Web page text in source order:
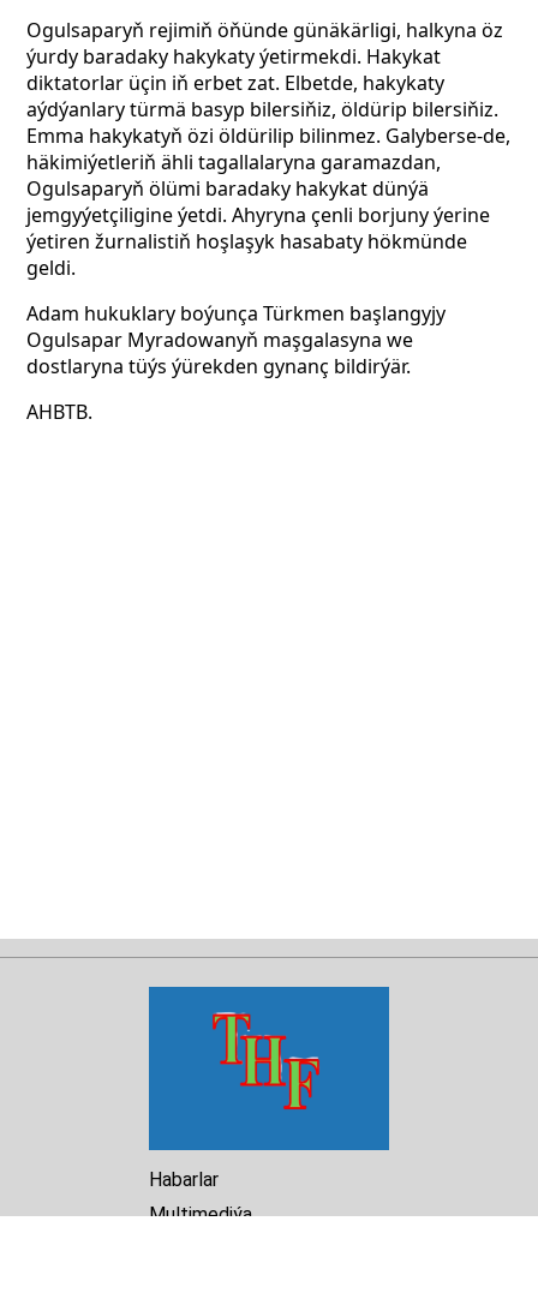
Ogulsaparyň rejimiň öňünde günäkärligi, halkyna öz
ýurdy baradaky hakykaty ýetirmekdi. Hakykat
diktatorlar üçin iň erbet zat. Elbetde, hakykaty
aýdýanlary türmä basyp bilersiňiz, öldürip bilersiňiz.
Emma hakykatyň özi öldürilip bilinmez. Galyberse-de,
häkimiýetleriň ähli tagallalaryna garamazdan,
Ogulsaparyň ölümi baradaky hakykat dünýä
jemgyýetçiligine ýetdi. Ahyryna çenli borjuny ýerine
ýetiren žurnalistiň hoşlaşyk hasabaty hökmünde
geldi.
Adam hukuklary boýunça Türkmen başlangyjy
Ogulsapar Myradowanyň maşgalasyna we
dostlaryna tüýs ýürekden gynanç bildirýär.
AHBTB.
Habarlar
Multimediýa